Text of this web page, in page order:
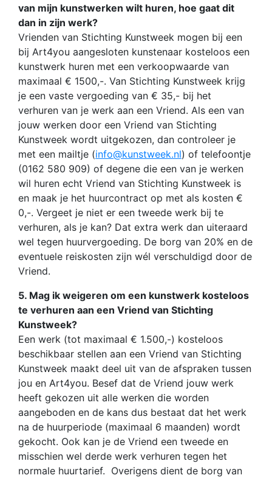
van mijn kunstwerken wilt huren, hoe gaat dit
dan in zijn werk?
Vrienden van Stichting Kunstweek mogen bij een
bij Art4you aangesloten kunstenaar kosteloos een
kunstwerk huren met een verkoopwaarde van
maximaal € 1500,-. Van Stichting Kunstweek krijg
je een vaste vergoeding van € 35,- bij het
verhuren van je werk aan een Vriend. Als een van
jouw werken door een Vriend van Stichting
Kunstweek wordt uitgekozen, dan controleer je
met een mailtje (info@kunstweek.nl) of telefoontje
(0162 580 909) of degene die een van je werken
wil huren echt Vriend van Stichting Kunstweek is
en maak je het huurcontract op met als kosten €
0,-. Vergeet je niet er een tweede werk bij te
verhuren, als je kan? Dat extra werk dan uiteraard
wel tegen huurvergoeding. De borg van 20% en de
eventuele reiskosten zijn wél verschuldigd door de
Vriend.
5. Mag ik weigeren om een kunstwerk kosteloos
te verhuren aan een Vriend van Stichting
Kunstweek?
Een werk (tot maximaal € 1.500,-) kosteloos
beschikbaar stellen aan een Vriend van Stichting
Kunstweek maakt deel uit van de afspraken tussen
jou en Art4you. Besef dat de Vriend jouw werk
heeft gekozen uit alle werken die worden
aangeboden en de kans dus bestaat dat het werk
na de huurperiode (maximaal 6 maanden) wordt
gekocht. Ook kan je de Vriend een tweede en
misschien wel derde werk verhuren tegen het
normale huurtarief. Overigens dient de borg van